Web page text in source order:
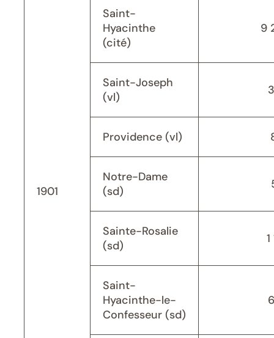
1901
Saint-
Hyacinthe
(cité)
9
Saint-Joseph
(vl)
Providence (vl)
Notre-Dame
(sd)
Sainte-Rosalie
(sd)
1
Saint-
Hyacinthe-le-
Confesseur (sd)